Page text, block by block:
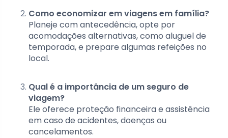
Como economizar em viagens em família?
Planeje com antecedência, opte por
acomodações alternativas, como aluguel de
temporada, e prepare algumas refeições no
local.
Qual é a importância de um seguro de
viagem?
Ele oferece proteção financeira e assistência
em caso de acidentes, doenças ou
cancelamentos.